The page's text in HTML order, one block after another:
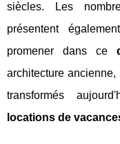
siècles. Les
présentent
promener dans ce
architecture
transformés
locations de